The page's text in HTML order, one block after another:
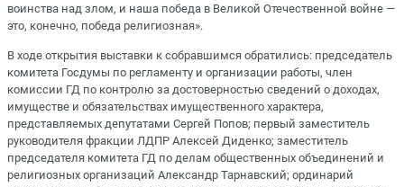
воинства над злом, и наша победа в Великой Отечественной войне —
это, конечно, победа религиозная».
В ходе открытия выставки к собравшимся обратились: председатель
комитета Госдумы по регламенту и организации работы, член
комиссии ГД по контролю за достоверностью сведений о доходах,
имуществе и обязательствах имущественного характера,
представляемых депутатами Сергей Попов; первый заместитель
руководителя фракции ЛДПР Алексей Диденко; заместитель
председателя комитета ГД по делам общественных объединений и
религиозных организаций Александр Тарнавский; ординарий